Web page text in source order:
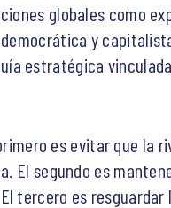
globales como
y
estratégica
es evitar que la
El segundo es
tercero es resguardar